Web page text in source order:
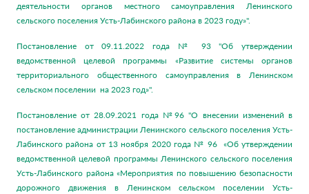
деятельности органов местного самоуправления Ленинского
сельского поселения Усть-Лабинского района в 2023 году»".
Постановление от 09.11.2022 года № 93 "Об утверждении
ведомственной целевой программы «Развитие системы органов
территориального общественного самоуправления в Ленинском
сельском поселении на 2023 год»".
Постановление от 28.09.2021 года №96 "О внесении изменений в
постановление администрации Ленинского сельского поселения Усть-
Лабинского района от 13 ноября 2020 года № 96 «Об утверждении
ведомственной целевой программы Ленинского сельского поселения
Усть-Лабинского района «Мероприятия по повышению безопасности
дорожного движения в Ленинском сельском поселении Усть-